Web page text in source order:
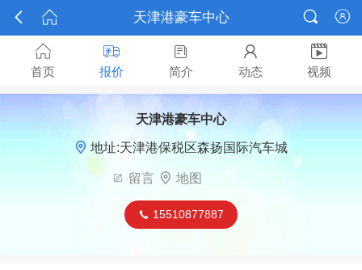
  天津港豪车中心 


首页

报价

简介

动态

视频
天津港豪车中心
 地址:天津港保税区森扬国际汽车城
 留言  地图
 15510877887